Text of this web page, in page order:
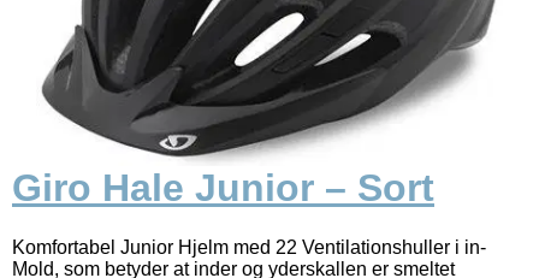
Giro Hale Junior – Sort
Komfortabel Junior Hjelm med 22 Ventilationshuller i in-
Mold, som betyder at inder og yderskallen er smeltet